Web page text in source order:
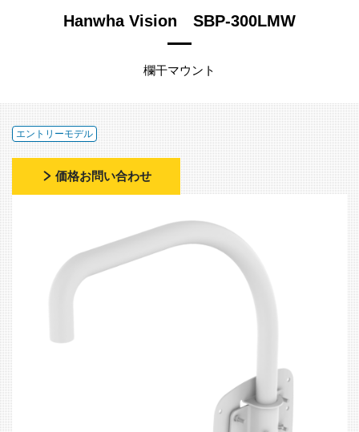
Hanwha Vision SBP-300LMW
欄干マウント
エントリーモデル
価格お問い合わせ